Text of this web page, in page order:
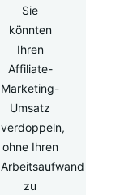
Sie
könnten
Ihren
Affiliate-
Marketing-
Umsatz
verdoppeln,
ohne Ihren
Arbeitsaufwand
zu